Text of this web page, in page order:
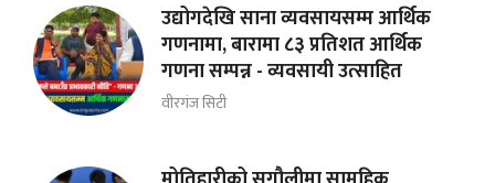
उद्योगदेखि साना व्यवसायसम्म आर्थिक
गणनामा, बारामा ८३ प्रतिशत आर्थिक
गणना सम्पन्न - व्यवसायी उत्साहित
वीरगंज सिटी